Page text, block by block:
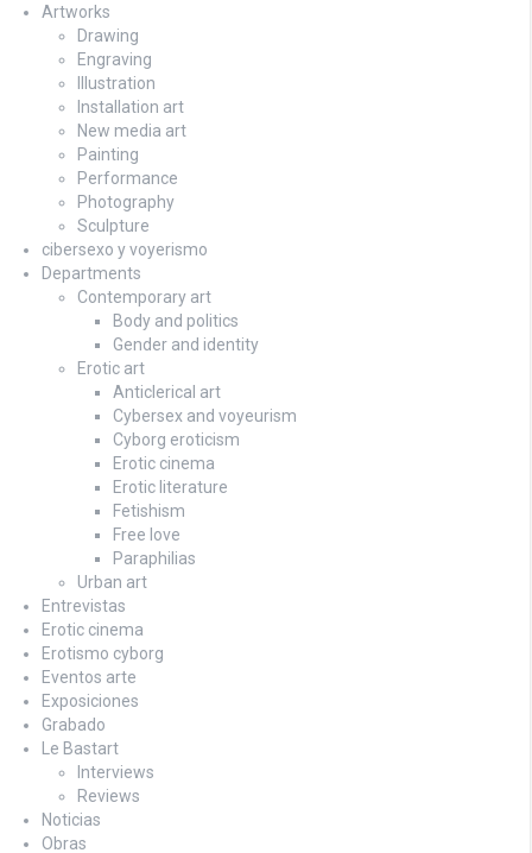
Artworks
Drawing
Engraving
Illustration
Installation art
New media art
Painting
Performance
Photography
Sculpture
cibersexo y voyerismo
Departments
Contemporary art
Body and politics
Gender and identity
Erotic art
Anticlerical art
Cybersex and voyeurism
Cyborg eroticism
Erotic cinema
Erotic literature
Fetishism
Free love
Paraphilias
Urban art
Entrevistas
Erotic cinema
Erotismo cyborg
Eventos arte
Exposiciones
Grabado
Le Bastart
Interviews
Reviews
Noticias
Obras